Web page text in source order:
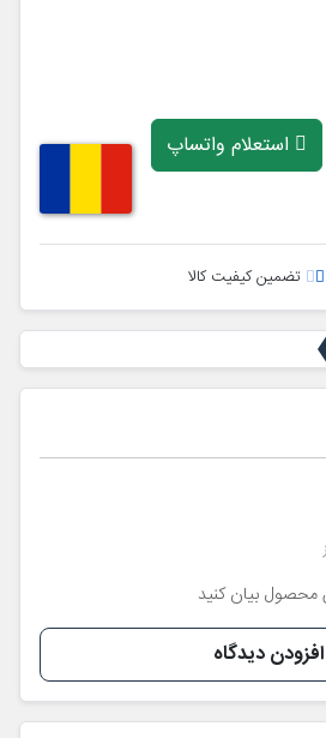
استعلام واتساپ
تضمین کیفیت کالا
محصول بیان کنید
افزودن دیدگاه